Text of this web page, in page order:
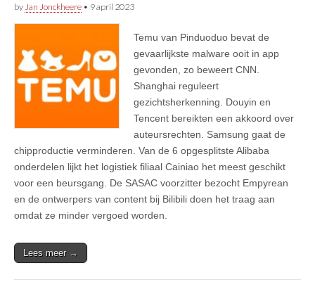
by Jan Jonckheere • 9 april 2023
Temu van Pinduoduo bevat de
gevaarlijkste malware ooit in app
gevonden, zo beweert CNN.
Shanghai reguleert
gezichtsherkenning. Douyin en
Tencent bereikten een akkoord over
auteursrechten. Samsung gaat de
chipproductie verminderen. Van de 6 opgesplitste Alibaba
onderdelen lijkt het logistiek filiaal Cainiao het meest geschikt
voor een beursgang. De SASAC voorzitter bezocht Empyrean
en de ontwerpers van content bij Bilibili doen het traag aan
omdat ze minder vergoed worden.
Lees meer →